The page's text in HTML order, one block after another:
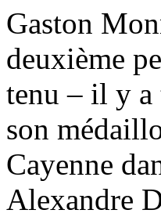
Gaston
deuxième
tenu – il y a
son
Cayenne
Alexandre